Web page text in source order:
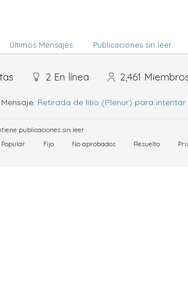
Últimos Mensajes Publicaciones sin leer
2 En línea 2,461
Retirada de litio (Plenur) para intentar
publicaciones sin leer
Popular Fijo No aprobados Resuelto